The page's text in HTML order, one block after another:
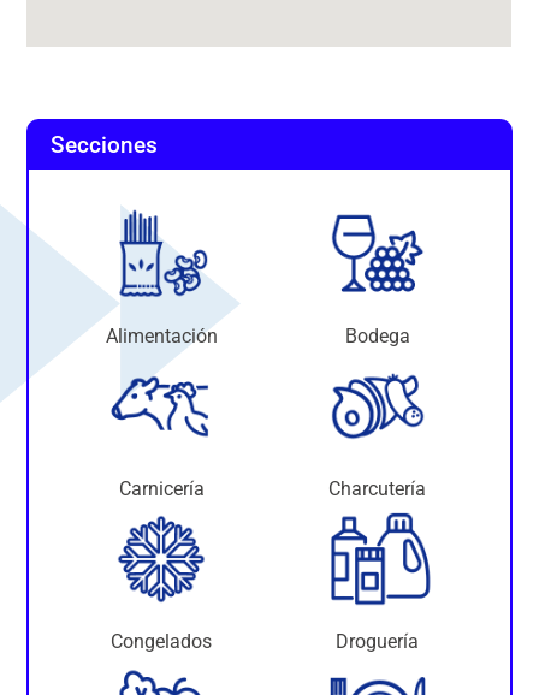
Secciones
Alimentación Bodega
Carnicería Charcutería
Congelados Droguería